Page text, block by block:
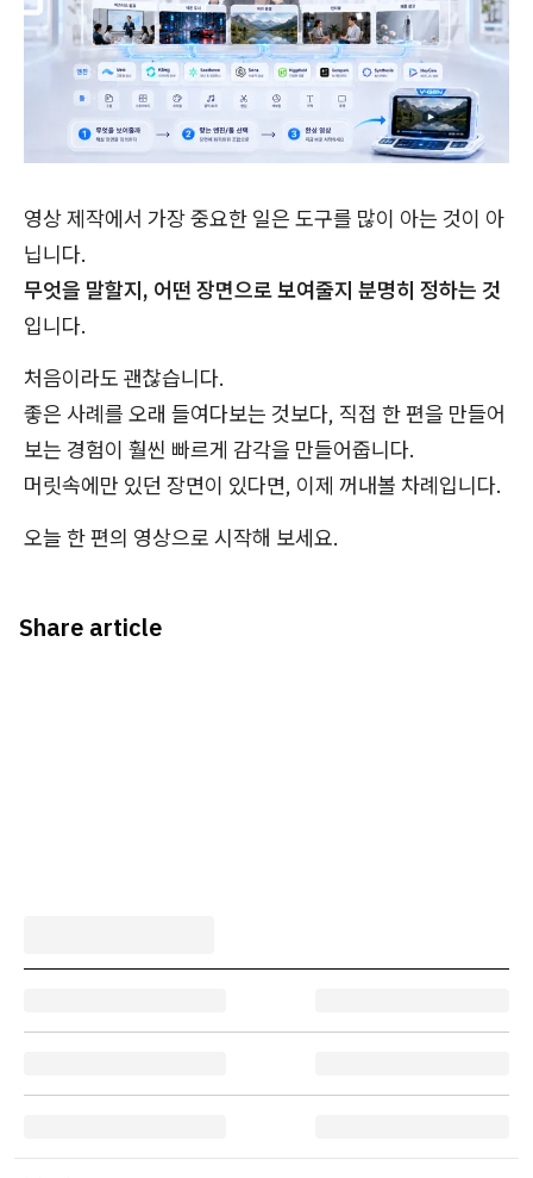
영상 제작에서 가장 중요한 일은 도구를 많이 아는 것이 아
닙니다.
무엇을 말할지, 어떤 장면으로 보여줄지 분명히 정하는 것
입니다.
처음이라도 괜찮습니다.
좋은 사례를 오래 들여다보는 것보다, 직접 한 편을 만들어
보는 경험이 훨씬 빠르게 감각을 만들어줍니다.
머릿속에만 있던 장면이 있다면, 이제 꺼내볼 차례입니다.
오늘 한 편의 영상으로 시작해 보세요.
Share article